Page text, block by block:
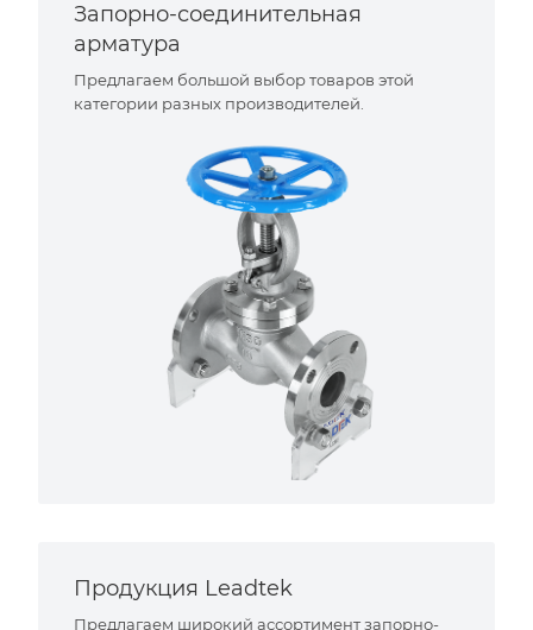
Запорно-соединительная
арматура
Предлагаем большой выбор товаров этой
категории разных производителей.
Продукция Leadtek
Предлагаем широкий ассортимент запорно-